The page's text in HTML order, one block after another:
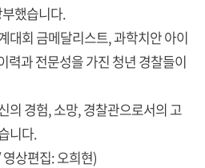
했습니다.
대회 금메달리스트, 과학치안 아이
력과 전문성을 가진 청년 경찰들이
의 경험, 소망, 경찰관으로서의 고
니다.
상편집: 오희현)